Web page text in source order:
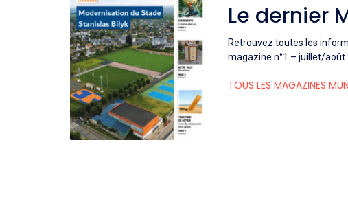
Le dernier
Retrouvez toutes les
magazine n°1 – juillet/août
TOUS LES MAGAZINES